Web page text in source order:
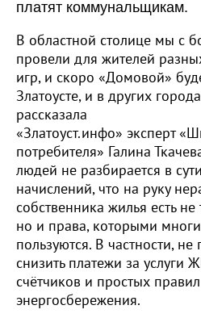
платят коммунальщикам.
В областной столице мы с
провели для жителей
игр, и скоро «Домовой»
Златоусте, и в других
рассказала
«Златоуст.инфо» эксперт
потребителя» Галина
людей не разбирается в
начислений, что на руку
собственника жилья есть
но и права, которыми
пользуются. В частности,
снизить платежи за услуги
счётчиков и простых правил
энергосбережения.